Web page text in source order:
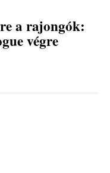
a rajongók:
végre